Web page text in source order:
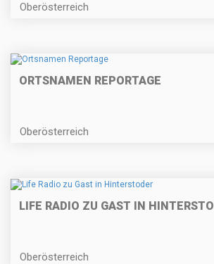
Oberösterreich
ORTSNAMEN REPORTAGE
Oberösterreich
LIFE RADIO ZU GAST IN
Oberösterreich